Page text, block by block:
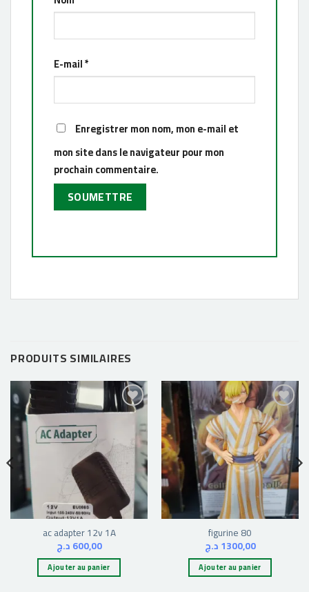
E-mail*
Enregistrer mon nom, mon e-mail et
mon site dans le navigateur pour mon
prochain commentaire.
PRODUITS SIMILAIRES
Ajouter
à la liste
d’envies
ac adapter 12v 1A
600,00د.ج
Ajouter au panier
Ajouter
à la liste
d’envies
figurine 80
1300,00د.ج
Ajouter au panier